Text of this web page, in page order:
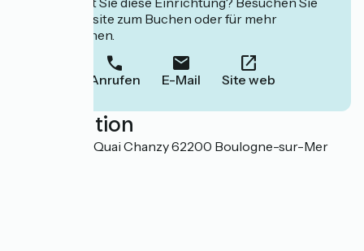
deren Website zum Buchen oder für mehr
Informationen.
Anrufen E-Mail Site web
Localisation
Boulevard du Quai Chanzy 62200 Boulogne-sur-Mer